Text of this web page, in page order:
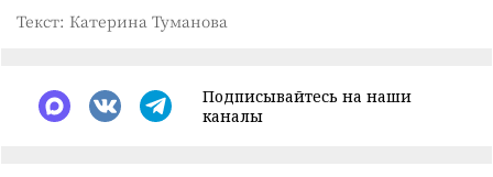
Текст: Катерина Туманова
Подписывайтесь на наши
каналы